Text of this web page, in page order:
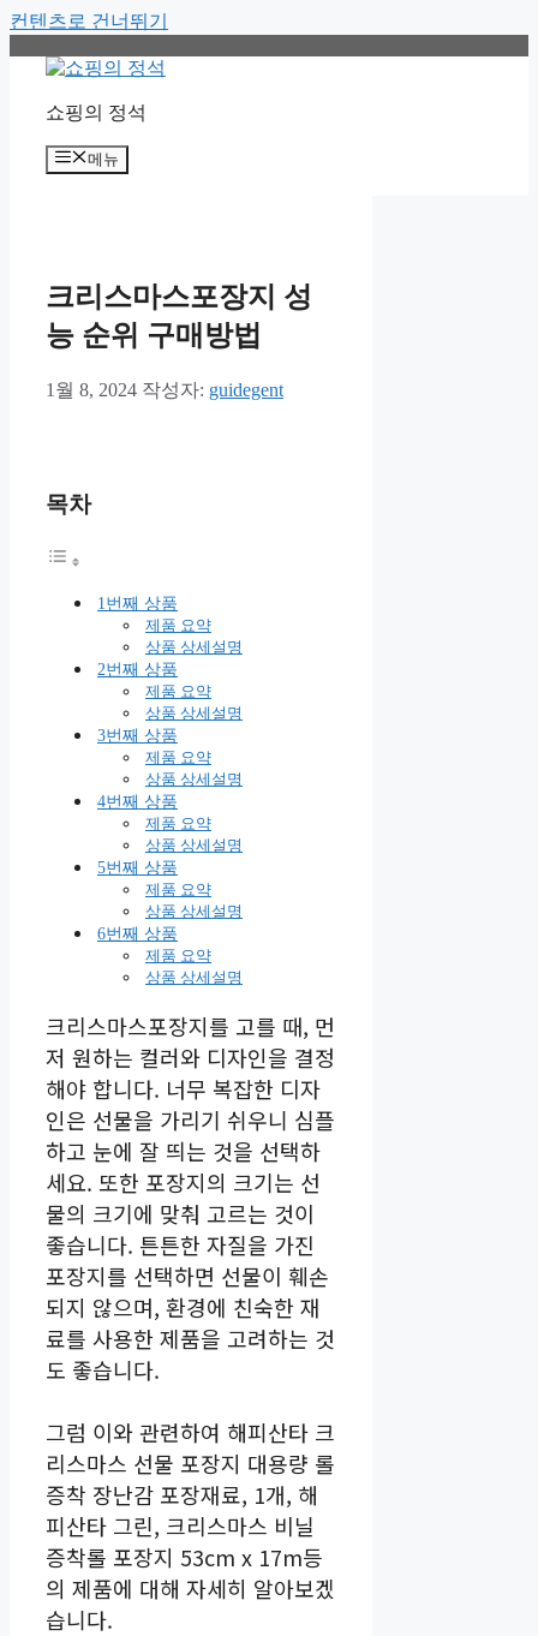
컨텐츠로 건너뛰기
쇼핑의 정석
메뉴
크리스마스포장지 성
능 순위 구매방법
1월 8, 2024 작성자: guidegent
목차
1번째 상품
제품 요약
상품 상세설명
2번째 상품
제품 요약
상품 상세설명
3번째 상품
제품 요약
상품 상세설명
4번째 상품
제품 요약
상품 상세설명
5번째 상품
제품 요약
상품 상세설명
6번째 상품
제품 요약
상품 상세설명
크리스마스포장지를 고를 때, 먼
저 원하는 컬러와 디자인을 결정
해야 합니다. 너무 복잡한 디자
인은 선물을 가리기 쉬우니 심플
하고 눈에 잘 띄는 것을 선택하
세요. 또한 포장지의 크기는 선
물의 크기에 맞춰 고르는 것이
좋습니다. 튼튼한 자질을 가진
포장지를 선택하면 선물이 훼손
되지 않으며, 환경에 친숙한 재
료를 사용한 제품을 고려하는 것
도 좋습니다.
그럼 이와 관련하여 해피산타 크
리스마스 선물 포장지 대용량 롤
증착 장난감 포장재료, 1개, 해
피산타 그린, 크리스마스 비닐
증착롤 포장지 53cm x 17m등
의 제품에 대해 자세히 알아보겠
습니다.